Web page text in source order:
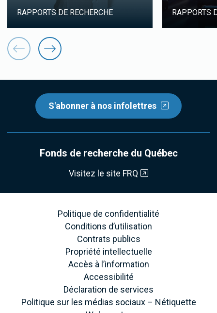
RAPPORTS DE RECHERCHE RAPPORTS
S'abonner à nos infolettres
Fonds de recherche du Québec
Visitez le site FRQ
Politique de confidentialité
Conditions d’utilisation
Contrats publics
Propriété intellectuelle
Accès à l’information
Accessibilité
Déclaration de services
Politique sur les médias sociaux – Nétiquette